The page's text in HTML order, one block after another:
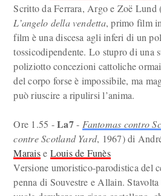
Scritto da Ferrara, Argo e Zoë Lund
L’angelo della vendetta, primo film
film è una discesa agli inferi di un
tossicodipendente. Lo stupro di una
poliziotto concezioni cattoliche
del corpo forse è impossibile, ma
può riuscire a ripulirsi l’anima.
Ore 1.55 -La7- Fantomas contro
contre Scotland Yard, 1967) di
Maraise Louis de Funès
Versione umoristico-parodistica del
penna di Souvestre e Allain.